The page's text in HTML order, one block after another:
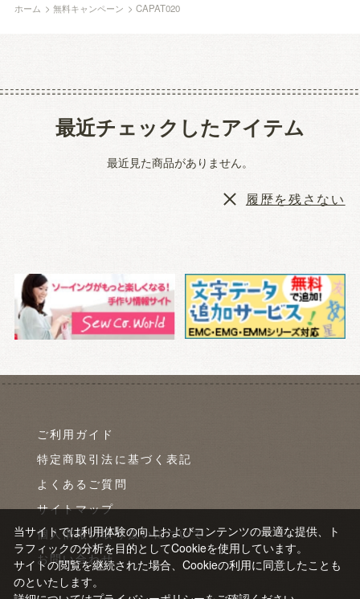
ホーム >無料キャンペーン >CAPAT020
最近チェックしたアイテム
最近見た商品がありません。
履歴を残さない
ご利用ガイド
特定商取引法に基づく表記
よくあるご質問
サイトマップ
個人情報の取り扱いについて
お問い合わせ
当サイトでは利用体験の向上およびコンテンツの最適な提供、ト
ラフィックの分析を目的としてCookieを使用しています。
サイトの閲覧を継続された場合、Cookieの利用に同意したことも
のといたします。